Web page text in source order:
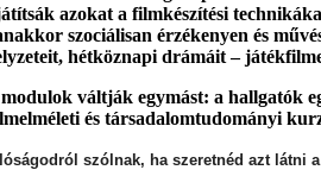
azokat a filmkészítési
szociálisan érzékenyen és
hétköznapi drámáit –
váltják egymást: a
és társadalomtudományi
szólnak, ha szeretnéd azt